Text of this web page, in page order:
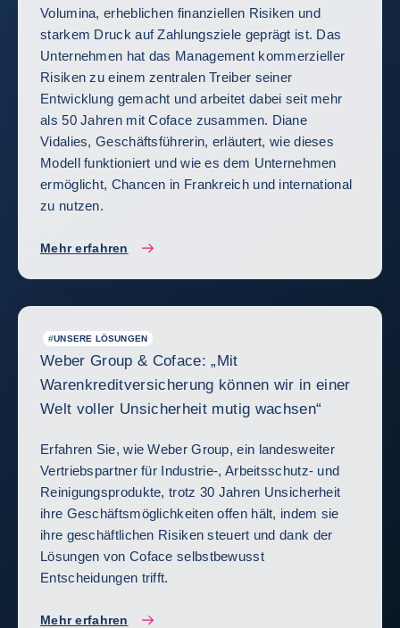
Volumina, erheblichen finanziellen Risiken und
starkem Druck auf Zahlungsziele geprägt ist. Das
Unternehmen hat das Management kommerzieller
Risiken zu einem zentralen Treiber seiner
Entwicklung gemacht und arbeitet dabei seit mehr
als 50 Jahren mit Coface zusammen. Diane
Vidalies, Geschäftsführerin, erläutert, wie dieses
Modell funktioniert und wie es dem Unternehmen
ermöglicht, Chancen in Frankreich und international
zu nutzen.
Mehr erfahren
#UNSERE LÖSUNGEN
Weber Group & Coface: „Mit
Warenkreditversicherung können wir in einer
Welt voller Unsicherheit mutig wachsen“
Erfahren Sie, wie Weber Group, ein landesweiter
Vertriebspartner für Industrie-, Arbeitsschutz- und
Reinigungsprodukte, trotz 30 Jahren Unsicherheit
ihre Geschäftsmöglichkeiten offen hält, indem sie
ihre geschäftlichen Risiken steuert und dank der
Lösungen von Coface selbstbewusst
Entscheidungen trifft.
Mehr erfahren